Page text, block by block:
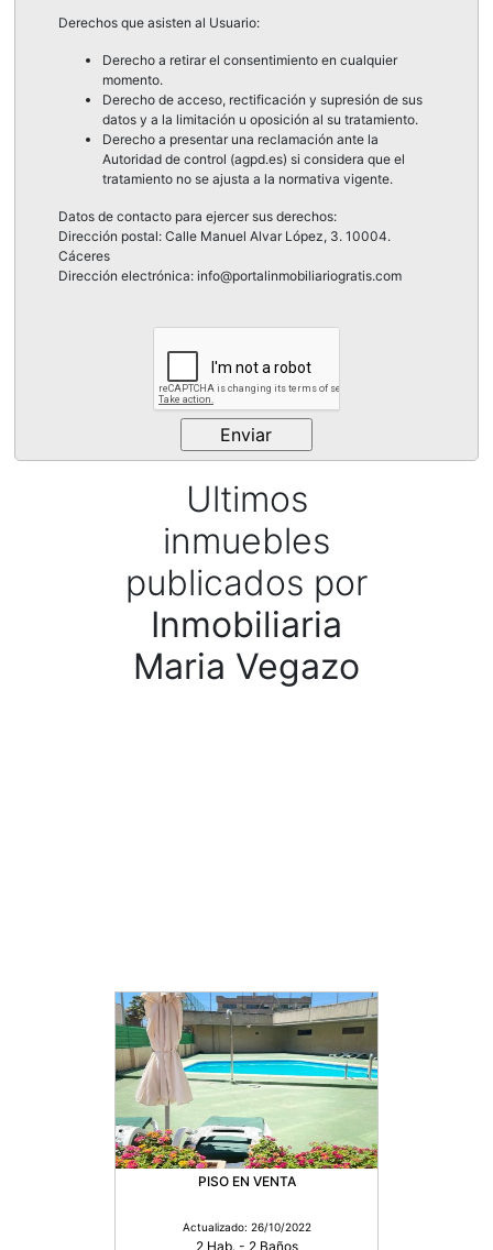
Derechos que asisten al Usuario:
Derecho a retirar el consentimiento en cualquier
momento.
Derecho de acceso, rectificación y supresión de sus
datos y a la limitación u oposición al su tratamiento.
Derecho a presentar una reclamación ante la
Autoridad de control (agpd.es) si considera que el
tratamiento no se ajusta a la normativa vigente.
Datos de contacto para ejercer sus derechos:
Dirección postal: Calle Manuel Alvar López, 3. 10004.
Cáceres
Dirección electrónica: info@portalinmobiliariogratis.com
Ultimos
inmuebles
publicados por
Inmobiliaria
Maria Vegazo
PISO EN VENTA
Actualizado: 26/10/2022
2 Hab. - 2 Baños